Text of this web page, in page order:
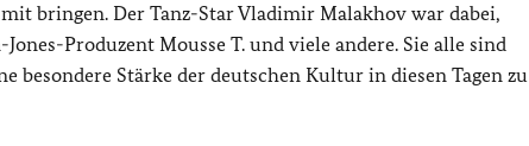
bringen. Der Tanz-Star Vladimir Malakhov war dabei,
Produzent Mousse T. und viele andere. Sie alle sind
Stärke der deutschen Kultur in diesen Tagen zu